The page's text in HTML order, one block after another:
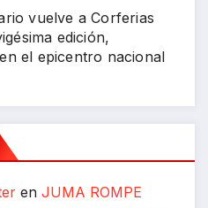
vuelve a Corferias
edición,
el epicentro nacional
en JUMA ROMPE